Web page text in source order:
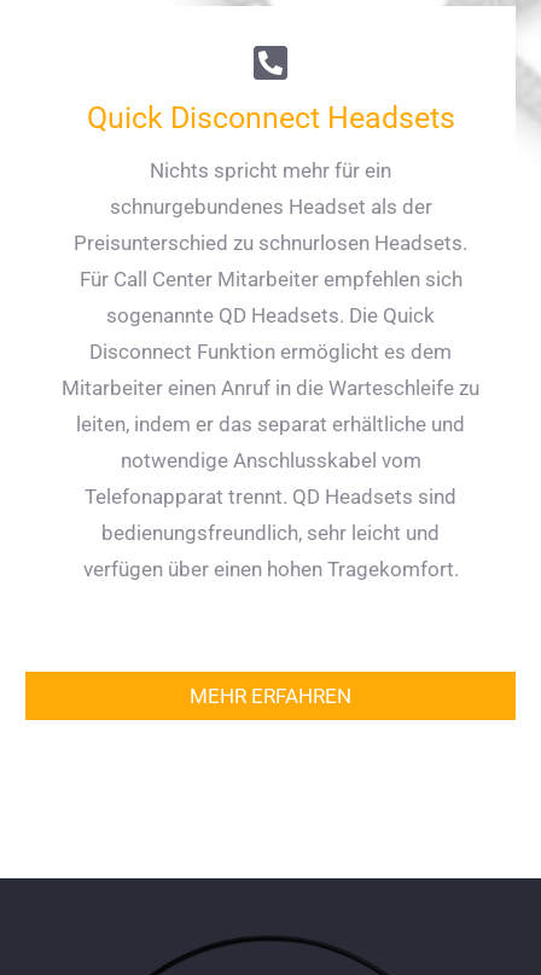
Quick Disconnect Headsets
Nichts spricht mehr für ein
schnurgebundenes Headset als der
Preisunterschied zu schnurlosen Headsets.
Für Call Center Mitarbeiter empfehlen sich
sogenannte QD Headsets. Die Quick
Disconnect Funktion ermöglicht es dem
Mitarbeiter einen Anruf in die Warteschleife zu
leiten, indem er das separat erhältliche und
notwendige Anschlusskabel vom
Telefonapparat trennt. QD Headsets sind
bedienungsfreundlich, sehr leicht und
verfügen über einen hohen Tragekomfort.
MEHR ERFAHREN